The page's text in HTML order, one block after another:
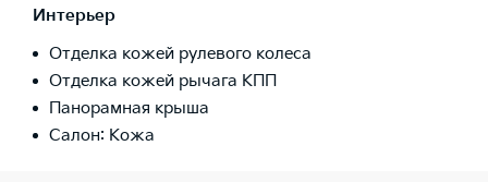
Интерьер
Отделка кожей рулевого колеса
Отделка кожей рычага КПП
Панорамная крыша
Салон: Кожа